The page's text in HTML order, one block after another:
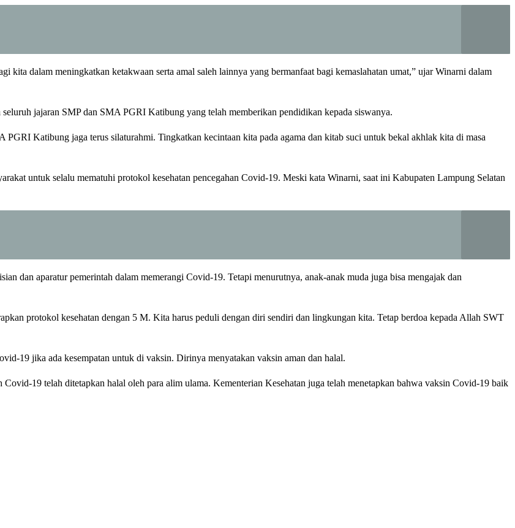
kita dalam meningkatkan ketakwaan serta amal saleh lainnya yang bermanfaat bagi kemaslahatan umat,” ujar Winarni dalam
jajaran SMP dan SMA PGRI Katibung yang telah memberikan pendidikan kepada siswanya.
Katibung jaga terus silaturahmi. Tingkatkan kecintaan kita pada agama dan kitab suci untuk bekal akhlak kita di masa
untuk selalu mematuhi protokol kesehatan pencegahan Covid-19. Meski kata Winarni, saat ini Kabupaten Lampung Selatan
dan aparatur pemerintah dalam memerangi Covid-19. Tetapi menurutnya, anak-anak muda juga bisa mengajak dan
protokol kesehatan dengan 5 M. Kita harus peduli dengan diri sendiri dan lingkungan kita. Tetap berdoa kepada Allah SWT
19 jika ada kesempatan untuk di vaksin. Dirinya menyatakan vaksin aman dan halal.
19 telah ditetapkan halal oleh para alim ulama. Kementerian Kesehatan juga telah menetapkan bahwa vaksin Covid-19 baik